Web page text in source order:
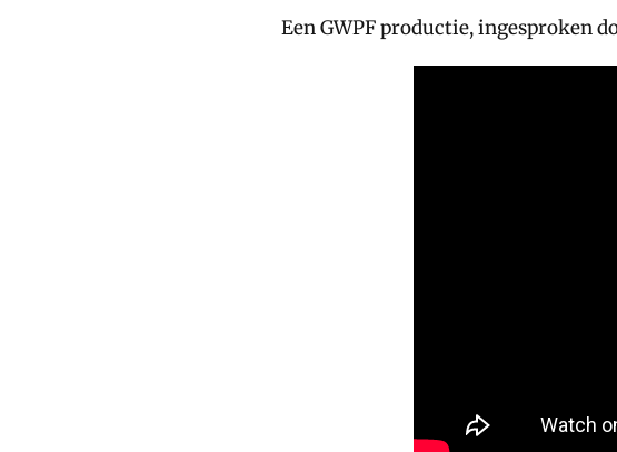
Een GWPF productie, ingesproken